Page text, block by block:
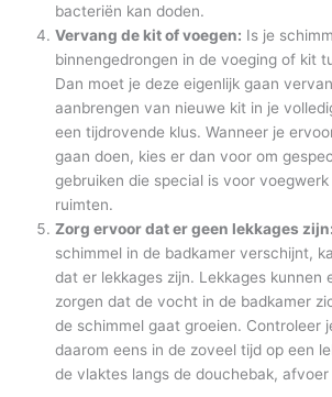
bacteriën kan doden.
Vervang de kit of voegen: Is je
binnengedrongen in de voeging of kit
Dan moet je deze eigenlijk gaan
aanbrengen van nieuwe kit in je
een tijdrovende klus. Wanneer je
gaan doen, kies er dan voor om
gebruiken die special is voor
ruimten.
Zorg ervoor dat er geen lekkages zijn:
schimmel in de badkamer verschijnt,
dat er lekkages zijn. Lekkages kunnen
zorgen dat de vocht in de badkamer
de schimmel gaat groeien. Controleer
daarom eens in de zoveel tijd op een
de vlaktes langs de douchebak,